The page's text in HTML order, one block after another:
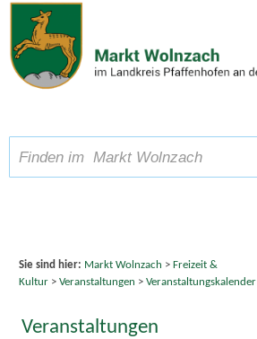
Zum Inhalt,zur Navigation
Schriftgröße A A A
Sie sind hier: Markt Wolnzach > Freizeit &
Kultur> Veranstaltungen > Veranstaltungskalender
Veranstaltungen